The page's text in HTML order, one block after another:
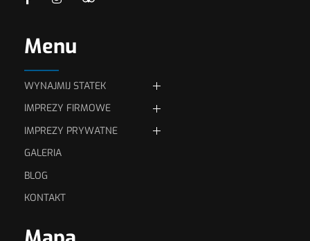
Menu
WYNAJMIJ STATEK
(max. 52 osób)
Wynajmij szkutę „Tango”
IMPREZY FIRMOWE
Eventy firmowe
Kolacje serwowane
IMPREZY PRYWATNE
Przyjęcia rodzinne
GALERIA
BLOG
KONTAKT